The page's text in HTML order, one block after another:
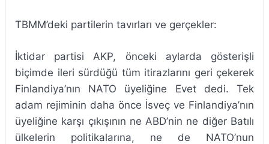
TBMM’deki partilerin tavırları ve gerçekler:
İktidar partisi AKP, önceki aylarda gösterişli
biçimde ileri sürdüğü tüm itirazlarını geri çekerek
Finlandiya’nın NATO üyeliğine Evet dedi. Tek
adam rejiminin daha önce İsveç ve Finlandiya’nın
üyeliğine karşı çıkışının ne ABD’nin ne diğer Batılı
ülkelerin politikalarına, ne de NATO’nun